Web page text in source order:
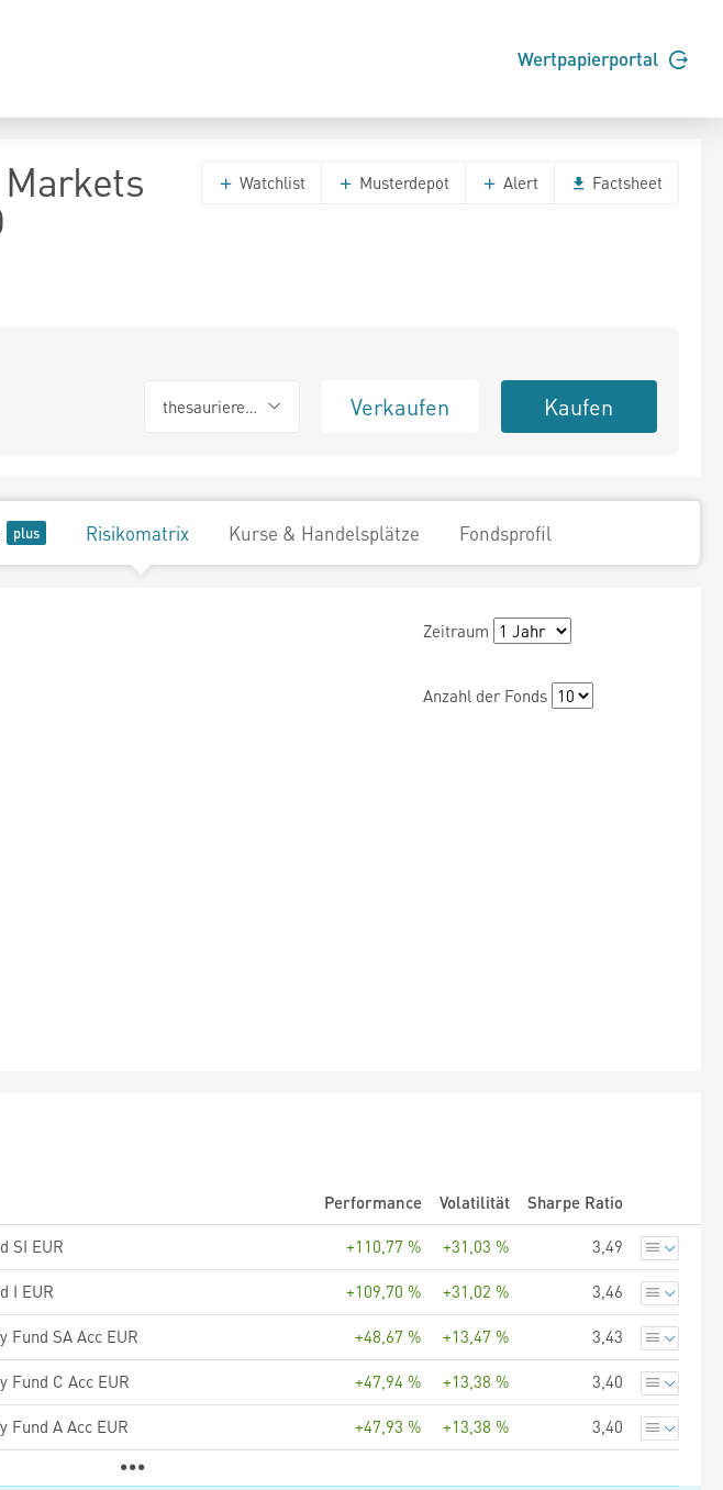
Wertpapierportal
Watchlist Musterdepot Alert Factsheet
thesaurierend Verkaufen Kaufen
Risikomatrix Kurse & Handelsplätze Fondsprofil
Zeitraum
Anzahl der Fonds
Performance Volatilität
Sharpe Ratio
SI EUR +110,77 % +31,03 % 3,49
I EUR +109,70 % +31,02 % 3,46
Fund SA Acc EUR +48,67 % +13,47 % 3,43
Fund C Acc EUR +47,94 % +13,38 % 3,40
Fund A Acc EUR +47,93 % +13,38 % 3,40